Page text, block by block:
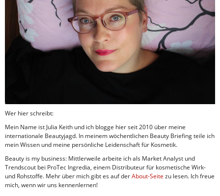
Wer hier schreibt:
Mein Name ist Julia Keith und ich blogge hier seit 2010 über meine
internationale Beautyjagd. In meinem wöchentlichen Beauty Briefing teile ich
mein Wissen und meine persönliche Leidenschaft für Kosmetik.
Beauty is my business: Mittlerweile arbeite ich als Market Analyst und
Trendscout bei ProTec Ingredia, einem Distributeur für kosmetische Wirk-
und Rohstoffe. Mehr über mich gibt es auf derAbout-Seite zu lesen. Ich freue
mich, wenn wir uns kennenlernen!